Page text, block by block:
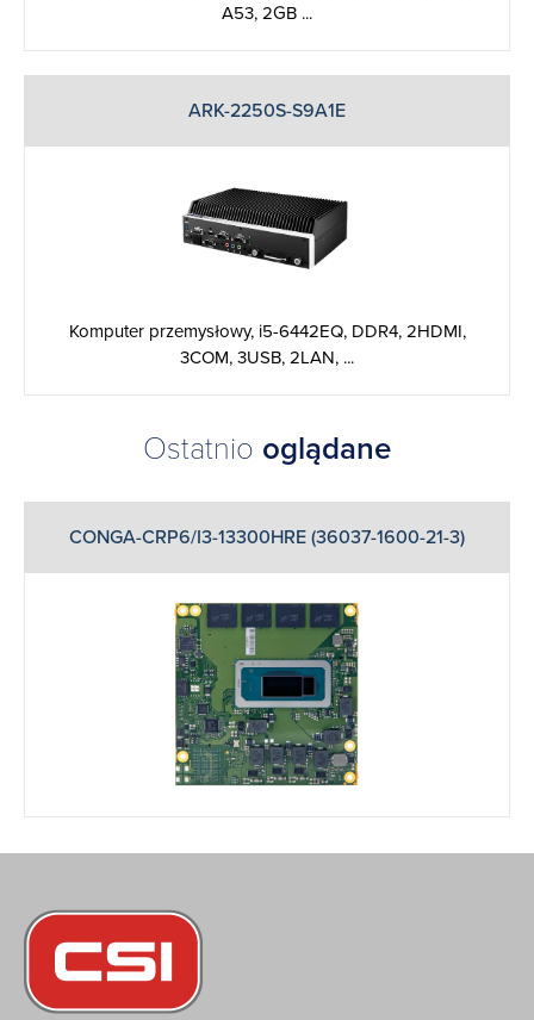
A53, 2GB ...
ARK-2250S-S9A1E
Komputer przemysłowy, i5-6442EQ, DDR4, 2HDMI,
3COM, 3USB, 2LAN, ...
Ostatnio oglądane
CONGA-CRP6/I3-13300HRE (36037-1600-21-3)